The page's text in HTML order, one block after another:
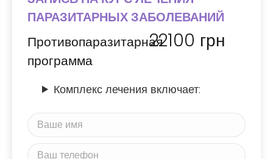
ПАРАЗИТАРНЫХ ЗАБОЛЕВАНИЙ
Противопаразитарная
программа
22100 грн
Комплекс лечения включает: